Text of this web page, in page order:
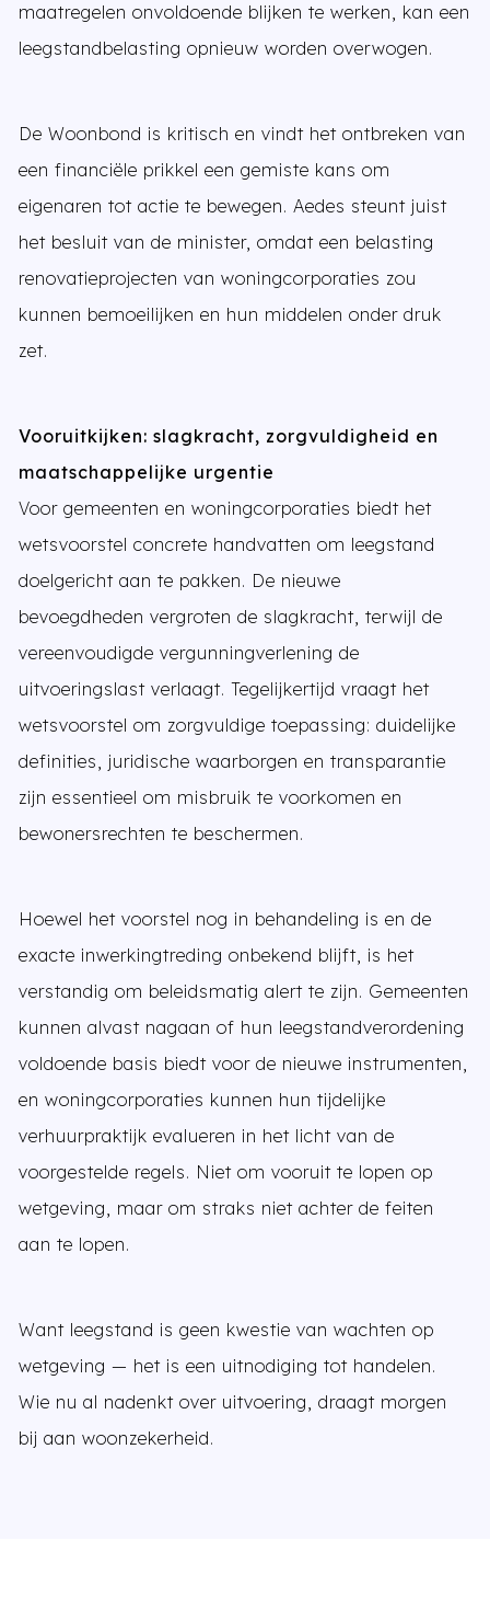
maatregelen onvoldoende blijken te werken, kan een
leegstandbelasting opnieuw worden overwogen.
De Woonbond is kritisch en vindt het ontbreken van
een financiële prikkel een gemiste kans om
eigenaren tot actie te bewegen. Aedes steunt juist
het besluit van de minister, omdat een belasting
renovatieprojecten van woningcorporaties zou
kunnen bemoeilijken en hun middelen onder druk
zet.
Vooruitkijken: slagkracht, zorgvuldigheid en
maatschappelijke urgentie
Voor gemeenten en woningcorporaties biedt het
wetsvoorstel concrete handvatten om leegstand
doelgericht aan te pakken. De nieuwe
bevoegdheden vergroten de slagkracht, terwijl de
vereenvoudigde vergunningverlening de
uitvoeringslast verlaagt. Tegelijkertijd vraagt het
wetsvoorstel om zorgvuldige toepassing: duidelijke
definities, juridische waarborgen en transparantie
zijn essentieel om misbruik te voorkomen en
bewonersrechten te beschermen.
Hoewel het voorstel nog in behandeling is en de
exacte inwerkingtreding onbekend blijft, is het
verstandig om beleidsmatig alert te zijn. Gemeenten
kunnen alvast nagaan of hun leegstandverordening
voldoende basis biedt voor de nieuwe instrumenten,
en woningcorporaties kunnen hun tijdelijke
verhuurpraktijk evalueren in het licht van de
voorgestelde regels. Niet om vooruit te lopen op
wetgeving, maar om straks niet achter de feiten
aan te lopen.
Want leegstand is geen kwestie van wachten op
wetgeving — het is een uitnodiging tot handelen.
Wie nu al nadenkt over uitvoering, draagt morgen
bij aan woonzekerheid.